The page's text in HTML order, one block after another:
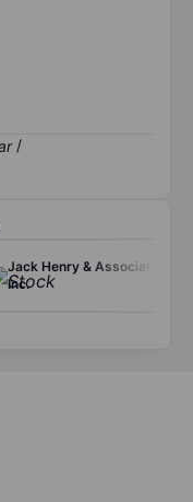
/
Jack Henry & Associates
Inc.